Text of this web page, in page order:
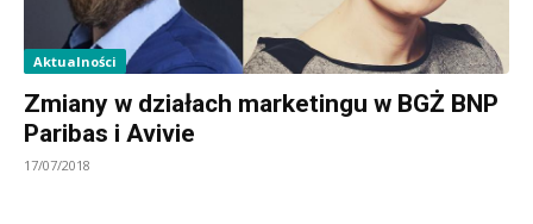
Aktualności
Zmiany w działach marketingu w BGŻ BNP
Paribas i Avivie
17/07/2018